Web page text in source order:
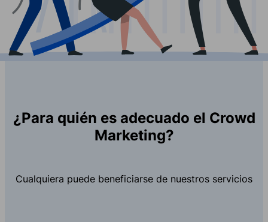
¿Para quién es adecuado el Crowd
Marketing?
Cualquiera puede beneficiarse de nuestros servicios